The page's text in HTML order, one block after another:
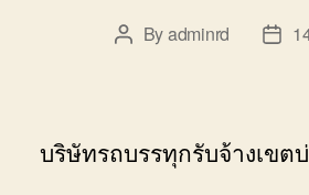
Post
Byadminrd
Post
บริษัทรถบรรทุกรับจ้างเขต